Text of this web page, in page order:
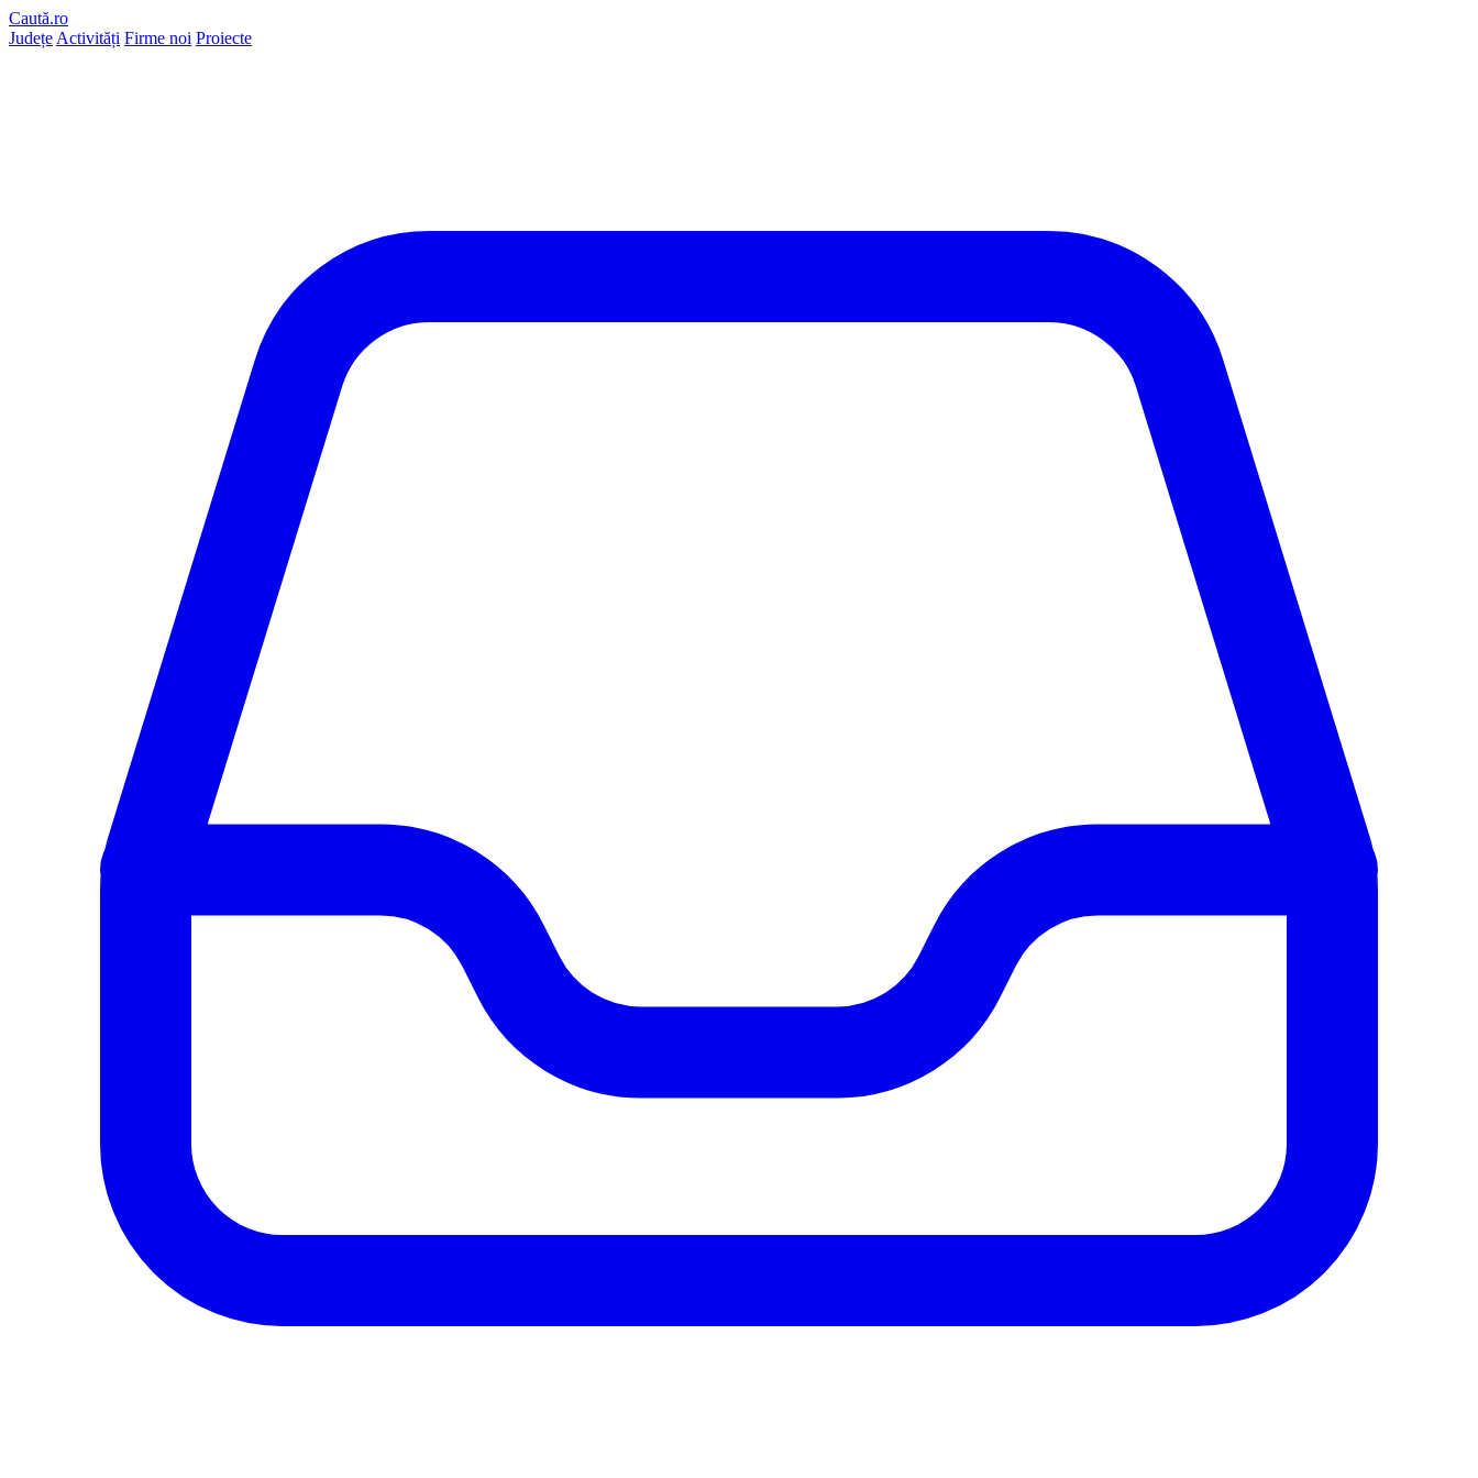
Caută.ro
Județe Activități Firme noi Proiecte